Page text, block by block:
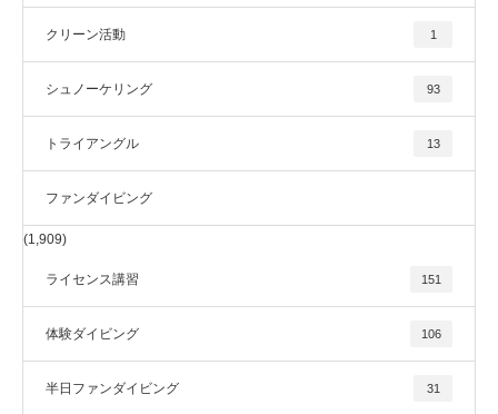
クリーン活動 1
シュノーケリング 93
トライアングル 13
ファンダイビング
(1,909)
ライセンス講習 151
体験ダイビング 106
半日ファンダイビング 31